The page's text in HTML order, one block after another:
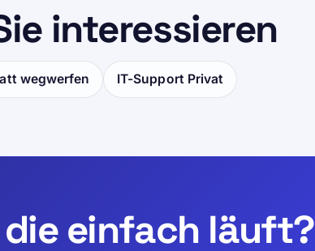
interessieren
wegwerfen IT-Support Privat
einfach läuft?